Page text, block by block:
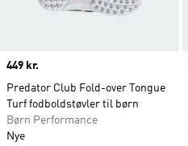
Price
449 kr.
Predator Club Fold-over Tongue
Turf fodboldstøvler til børn
Børn Performance
Nye